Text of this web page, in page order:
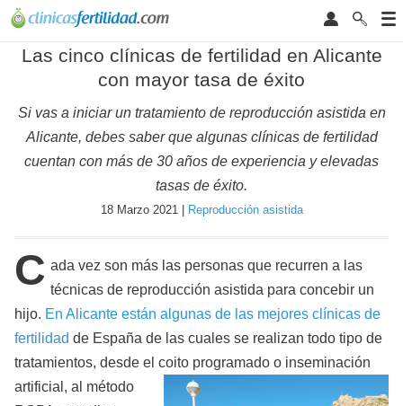
Las cinco clínicas de fertilidad en Alicante
con mayor tasa de éxito
Si vas a iniciar un tratamiento de reproducción asistida en
Alicante, debes saber que algunas clínicas de fertilidad
cuentan con más de 30 años de experiencia y elevadas
tasas de éxito.
18 Marzo 2021 | Reproducción asistida
C ada vez son más las personas que recurren a las
técnicas de reproducción asistida para concebir un
hijo. En Alicante están algunas de las mejores clínicas de
fertilidad de España de las cuales se realizan todo tipo de
tratamientos, desde el coito programado o inseminación
artificial, al método